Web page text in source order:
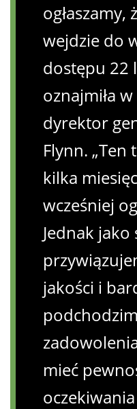
ogłaszamy,
wejdzie do
dostępu 22
oznajmiła
dyrektor
Flynn.
kilka
wcześniej
Jednak
jakości i
mieć